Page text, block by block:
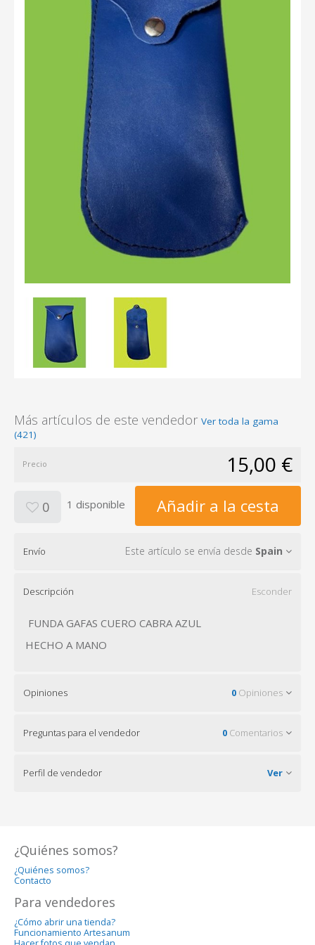
Más artículos de este vendedor Ver toda la gama
(421)
Precio 15,00 €
0 1 disponible Añadir a la cesta
Envío Este artículo se envía desde Spain
Descripción Esconder
FUNDA GAFAS CUERO CABRA AZUL
HECHO A MANO
Opiniones 0 Opiniones
Preguntas para el vendedor 0 Comentarios
Perfil de vendedor Ver
¿Quiénes somos?
¿Quiénes somos?
Contacto
Para vendedores
¿Cómo abrir una tienda?
Funcionamiento Artesanum